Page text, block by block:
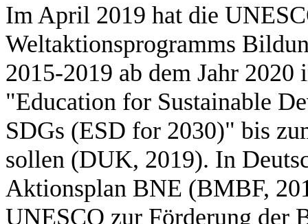
Im April 2019 hat die
Weltaktionsprogramms
2015-2019 ab dem Jahr 2020
"Education for Sustainable
SDGs (ESD for 2030)" bis
sollen (DUK, 2019). In
Aktionsplan BNE (BMBF,
UNESCO zur Förderung der